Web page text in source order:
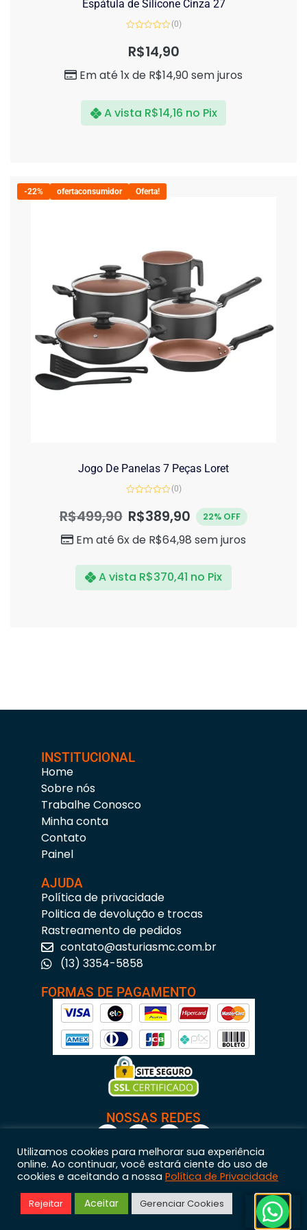
Espátula de Silicone Cinza 27
de
(0)
R$14,90
Em até 1x de R$14,90sem juros
A vista R$14,16 no Pix
-22% ofertaconsumidor Oferta!
Jogo De Panelas 7 Peças Loret
de
(0)
R$499,90 R$389,90 22% OFF
Em até 6x de R$64,98 sem juros
A vista R$370,41 no Pix
INSTITUCIONAL
Home
Sobre nós
Trabalhe Conosco
Minha conta
Contato
Painel
AJUDA
Política de privacidade
Politica de devolução e trocas
Rastreamento de pedidos
contato@asturiasmc.com.br
(13) 3354-5858
FORMAS DE PAGAMENTO
NOSSAS REDES
Astúrias Materiais para Construção © 2023 – Todos os direitos reservados. | CNPJ:
11.200.437/0001-95
Utilizamos cookies para melhorar sua experiência
online. Ao continuar, você estará ciente do uso de
cookies e aceitando a nossa Política de Privacidade
Rejeitar Aceitar Gerenciar Cookies